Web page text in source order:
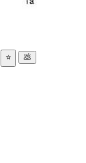
⭐ 💩